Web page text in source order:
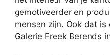
gemotiveerder en
mensen zijn. Ook dat is
Galerie Freek Berends